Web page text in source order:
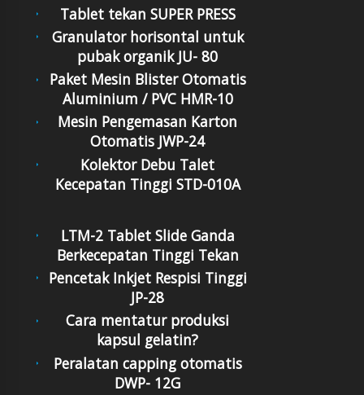
Tablet tekan SUPER PRESS
Granulator horisontal untuk
pubak organik JU- 80
Paket Mesin Blister Otomatis
Aluminium / PVC HMR-10
Mesin Pengemasan Karton
Otomatis JWP-24
Kolektor Debu Talet
Kecepatan Tinggi STD-010A
LTM-2 Tablet Slide Ganda
Berkecepatan Tinggi Tekan
Pencetak Inkjet Respisi Tinggi
JP-28
Cara mentatur produksi
kapsul gelatin?
Peralatan capping otomatis
DWP- 12G